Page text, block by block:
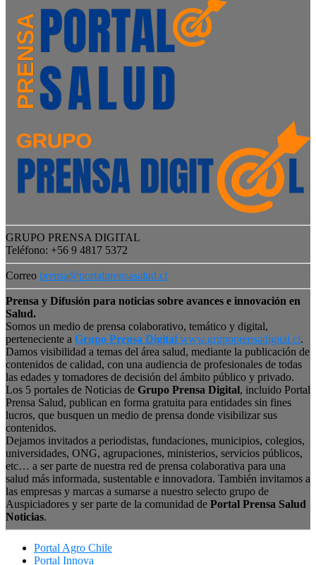
GRUPO PRENSA DIGITAL
Teléfono: +56 9 4817 5372
Correo prensa@portalprensasalud.cl
Prensa y Difusión para noticias sobre avances e innovación en
Salud.
Somos un medio de prensa colaborativo, temático y digital,
perteneciente a Grupo Prensa Digital www.grupoprensadigital.cl.
Damos visibilidad a temas del área salud, mediante la publicación de
contenidos de calidad, con una audiencia de profesionales de todas
las edades y tomadores de decisión del ámbito público y privado.
Los 5 portales de Noticias de Grupo Prensa Digital, incluido Portal
Prensa Salud, publican en forma gratuita para entidades sin fines
lucros, que busquen un medio de prensa donde visibilizar sus
contenidos.
Dejamos invitados a periodistas, fundaciones, municipios, colegios,
universidades, ONG, agrupaciones, ministerios, servicios públicos,
etc… a ser parte de nuestra red de prensa colaborativa para una
salud más informada, sustentable e innovadora. También invitamos a
las empresas y marcas a sumarse a nuestro selecto grupo de
Auspiciadores y ser parte de la comunidad de Portal Prensa Salud
Noticias.
Portal Agro Chile
Portal Innova